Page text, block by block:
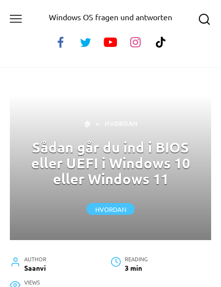
Windows OS fragen und antworten
Sådan går du ind i BIOS
eller UEFI i Windows 10
eller Windows 11
HVORDAN
AUTHOR
Saanvi
READING
3 min
VIEWS